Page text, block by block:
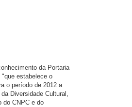
da Portaria
"que estabelece o
o período de 2012 a
Diversidade Cultural,
do CNPC e do